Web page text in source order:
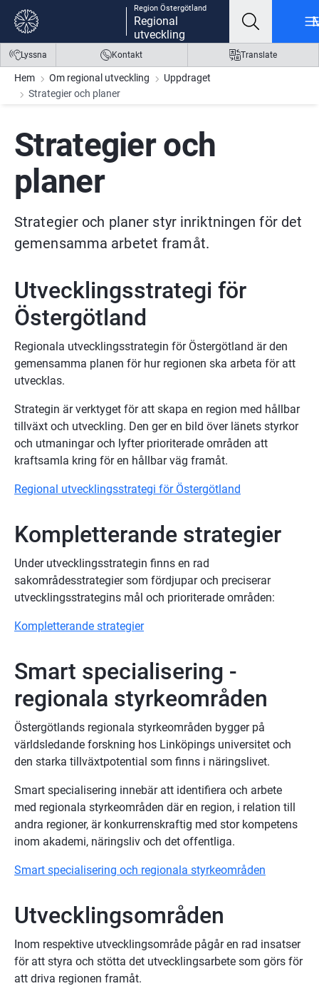
Gå till innehåll
Gå till meny
Gå till sidfot
Region Östergötland
Regional
utveckling
Lyssna Kontakt Translate
Hem Om regional utveckling
Uppdraget
Strategier och planer
Strategier och
planer
Strategier och planer styr inriktningen för det
gemensamma arbetet framåt.
Utvecklingsstrategi för
Östergötland
Regionala utvecklingsstrategin för Östergötland är den
gemensamma planen för hur regionen ska arbeta för att
utvecklas.
Strategin är verktyget för att skapa en region med hållbar
tillväxt och utveckling. Den ger en bild över länets styrkor
och utmaningar och lyfter prioriterade områden att
kraftsamla kring för en hållbar väg framåt.
Regional utvecklingsstrategi för Östergötland
Kompletterande strategier
Under utvecklingsstrategin finns en rad
sakområdesstrategier som fördjupar och preciserar
utvecklingsstrategins mål och prioriterade områden:
Kompletterande strategier
Smart specialisering -
regionala styrkeområden
Östergötlands regionala styrkeområden bygger på
världsledande forskning hos Linköpings universitet och
den starka tillväxtpotential som finns i näringslivet.
Smart specialisering innebär att identifiera och arbete
med regionala styrkeområden där en region, i relation till
andra regioner, är konkurrenskraftig med stor kompetens
inom akademi, näringsliv och det offentliga.
Smart specialisering och regionala styrkeområden
Utvecklingsområden
Inom respektive utvecklingsområde pågår en rad insatser
för att styra och stötta det utvecklingsarbete som görs för
att driva regionen framåt.